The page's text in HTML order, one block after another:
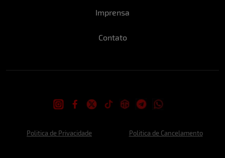
Imprensa
Contato
Politica de Privacidade Politica de Cancelamento